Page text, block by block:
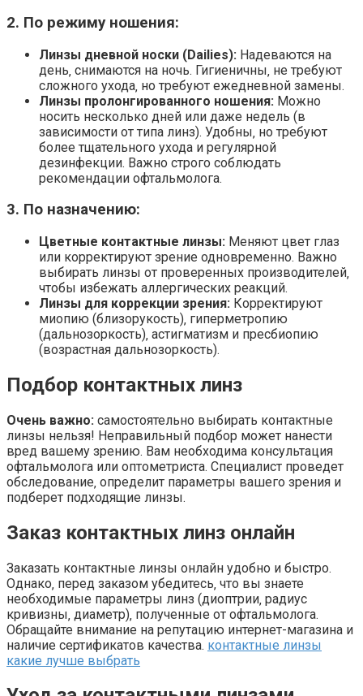
2. По режиму ношения:
Линзы дневной носки (Dailies): Надеваются на
день‚ снимаются на ночь. Гигиеничны‚ не требуют
сложного ухода‚ но требуют ежедневной замены.
Линзы пролонгированного ношения: Можно
носить несколько дней или даже недель (в
зависимости от типа линз). Удобны‚ но требуют
более тщательного ухода и регулярной
дезинфекции. Важно строго соблюдать
рекомендации офтальмолога.
3. По назначению:
Цветные контактные линзы: Меняют цвет глаз
или корректируют зрение одновременно. Важно
выбирать линзы от проверенных производителей‚
чтобы избежать аллергических реакций.
Линзы для коррекции зрения: Корректируют
миопию (близорукость)‚ гиперметропию
(дальнозоркость)‚ астигматизм и пресбиопию
(возрастная дальнозоркость).
Подбор контактных линз
Очень важно: самостоятельно выбирать контактные
линзы нельзя! Неправильный подбор может нанести
вред вашему зрению. Вам необходима консультация
офтальмолога или оптометриста. Специалист проведет
обследование‚ определит параметры вашего зрения и
подберет подходящие линзы.
Заказ контактных линз онлайн
Заказать контактные линзы онлайн удобно и быстро.
Однако‚ перед заказом убедитесь‚ что вы знаете
необходимые параметры линз (диоптрии‚ радиус
кривизны‚ диаметр)‚ полученные от офтальмолога.
Обращайте внимание на репутацию интернет-магазина и
наличие сертификатов качества. контактные линзы
какие лучше выбрать